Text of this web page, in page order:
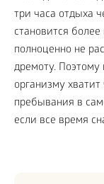
три часа отдыха
становится
полноценно не
дремоту. Поэтому
организму
пребывания в
если все время